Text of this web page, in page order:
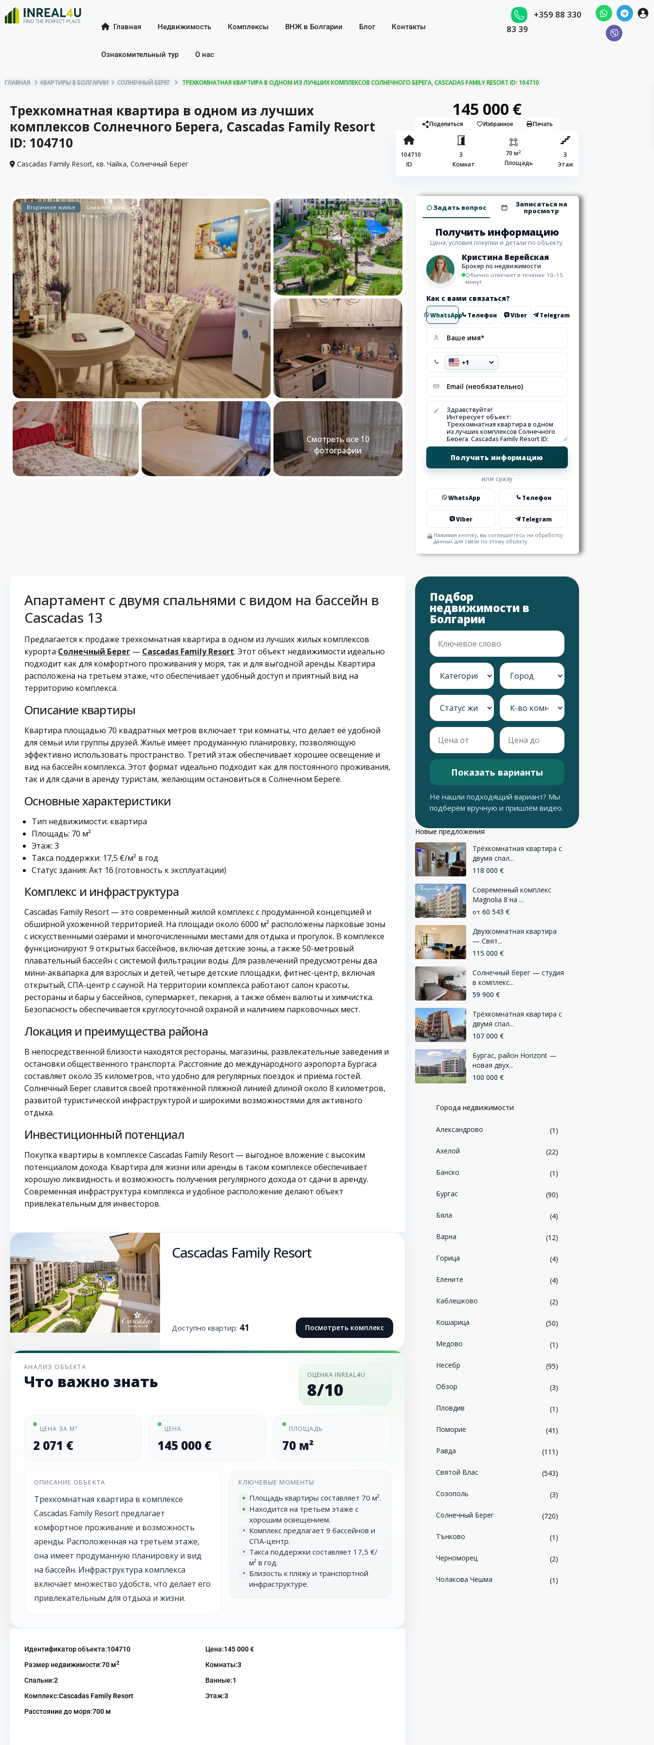
Главная Недвижимость Комплексы ВНЖ в Болгарии Блог Контакты
Ознакомительный тур О нас
+359 88 330
83 39
ГЛАВНАЯ КВАРТИРЫ В БОЛГАРИИ СОЛНЕЧНЫЙ БЕРЕГ ТРЕХКОМНАТНАЯ КВАРТИРА В ОДНОМ ИЗ ЛУЧШИХ КОМПЛЕКСОВ СОЛНЕЧНОГО БЕРЕГА, CASCADAS FAMILY RESORT ID: 104710
Трехкомнатная квартира в одном из лучших
комплексов Солнечного Берега, Cascadas Family Resort
ID: 104710
Cascadas Family Resort, кв. Чайка, Солнечный Берег
145 000 €
Поделиться Избранное Печать
104710
ID
3
Комнат
70 м2
Площадь
3
Этаж
Смотреть все 10
фотографии
Вторичное жилье Снижена цена Задать вопрос Записаться на
просмотр
Получить информацию
Цена, условия покупки и детали по объекту.
Кристина Верейская
Брокер по недвижимости
Обычно отвечает в течение 10–15
минут
Как с вами связаться?
WhatsApp Телефон Viber Telegram
или сразу
WhatsApp Телефон
Viber Telegram
Нажимая кнопку, вы соглашаетесь на обработку
данных для связи по этому объекту.
Апартамент с двумя спальнями с видом на бассейн в
Cascadas 13
Предлагается к продаже трехкомнатная квартира в одном из лучших жилых комплексов
курорта Солнечный Берег — Cascadas Family Resort. Этот объект недвижимости идеально
подходит как для комфортного проживания у моря, так и для выгодной аренды. Квартира
расположена на третьем этаже, что обеспечивает удобный доступ и приятный вид на
территорию комплекса.
Описание квартиры
Квартира площадью 70 квадратных метров включает три комнаты, что делает её удобной
для семьи или группы друзей. Жильё имеет продуманную планировку, позволяющую
эффективно использовать пространство. Третий этаж обеспечивает хорошее освещение и
вид на бассейн комплекса. Этот формат идеально подходит как для постоянного проживания,
так и для сдачи в аренду туристам, желающим остановиться в Солнечном Береге.
Основные характеристики
Тип недвижимости: квартира
Площадь: 70 м²
Этаж: 3
Такса поддержки: 17,5 €/м² в год
Статус здания: Акт 16 (готовность к эксплуатации)
Комплекс и инфраструктура
Cascadas Family Resort — это современный жилой комплекс с продуманной концепцией и
обширной ухоженной территорией. На площади около 6000 м² расположены парковые зоны
с искусственными озёрами и многочисленными местами для отдыха и прогулок. В комплексе
функционируют 9 открытых бассейнов, включая детские зоны, а также 50-метровый
плавательный бассейн с системой фильтрации воды. Для развлечений предусмотрены два
мини-аквапарка для взрослых и детей, четыре детские площадки, фитнес-центр, включая
открытый, СПА-центр с сауной. На территории комплекса работают салон красоты,
рестораны и бары у бассейнов, супермаркет, пекарня, а также обмен валюты и химчистка.
Безопасность обеспечивается круглосуточной охраной и наличием парковочных мест.
Локация и преимущества района
В непосредственной близости находятся рестораны, магазины, развлекательные заведения и
остановки общественного транспорта. Расстояние до международного аэропорта Бургаса
составляет около 35 километров, что удобно для регулярных поездок и приёма гостей.
Солнечный Берег славится своей протяжённой пляжной линией длиной около 8 километров,
развитой туристической инфраструктурой и широкими возможностями для активного
отдыха.
Инвестиционный потенциал
Покупка квартиры в комплексе Cascadas Family Resort — выгодное вложение с высоким
потенциалом дохода. Квартира для жизни или аренды в таком комплексе обеспечивает
хорошую ликвидность и возможность получения регулярного дохода от сдачи в аренду.
Современная инфраструктура комплекса и удобное расположение делают объект
привлекательным для инвесторов.
Cascadas Family Resort
Доступно квартир: 41 Посмотреть комплекс
АНАЛИЗ ОБЪЕКТА
Что важно знать ОЦЕНКА INREAL4U
8/10
ЦЕНА ЗА М²
2 071 €
ЦЕНА
145 000 €
ПЛОЩАДЬ
70 м²
ОПИСАНИЕ ОБЪЕКТА
Трехкомнатная квартира в комплексе
Cascadas Family Resort предлагает
комфортное проживание и возможность
аренды. Расположенная на третьем этаже,
она имеет продуманную планировку и вид
на бассейн. Инфраструктура комплекса
включает множество удобств, что делает его
привлекательным для отдыха и жизни.
КЛЮЧЕВЫЕ МОМЕНТЫ
+ Площадь квартиры составляет 70 м².
+ Находится на третьем этаже с
хорошим освещением.
• Комплекс предлагает 9 бассейнов и
СПА-центр.
• Такса поддержки составляет 17,5 €/
м² в год.
• Близость к пляжу и транспортной
инфраструктуре.
Идентификатор объекта:104710 Цена:145 000 €
Размер недвижимости:70 м2 Комнаты:3
Спальни:2 Ванные:1
Комплекс:Cascadas Family Resort Этаж:3
Расстояние до моря:700 м
Подбор
недвижимости в
Болгарии
Показать варианты
Не нашли подходящий вариант? Мы
подберём вручную и пришлём видео.
Новые предложения
Трёхкомнатная квартира с
двумя спал...
118 000 €
Современный комплекс
Magnolia 8 на ...
от 60 543 €
Двухкомнатная квартира
— Свят...
115 000 €
Солнечный берег — студия
в комплекс...
59 900 €
Трёхкомнатная квартира с
двумя спал...
107 000 €
Бургас, район Horizont —
новая двух...
100 000 €
Города недвижимости
Александрово (1)
Ахелой (22)
Банско (1)
Бургас (90)
Бяла (4)
Варна (12)
Горица (4)
Елените (4)
Каблешково (2)
Кошарица (50)
Медово (1)
Несебр (95)
Обзор (3)
Пловдив (1)
Поморие (41)
Равда (111)
Святой Влас (543)
Созополь (3)
Солнечный Берег (720)
Тънково (1)
Черноморец (2)
Чолакова Чешма (1)